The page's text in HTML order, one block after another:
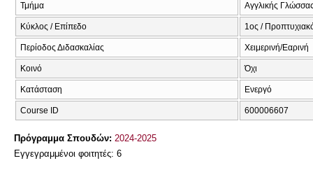
Τμήμα Αγγλικής
Κύκλος / Επίπεδο 1ος /
Περίοδος Διδασκαλίας Χειμερινή/Εαρινή
Κοινό Όχι
Κατάσταση Ενεργό
Course ID 600006607
Πρόγραμμα Σπουδών: 2024-2025
Εγγεγραμμένοι φοιτητές: 6